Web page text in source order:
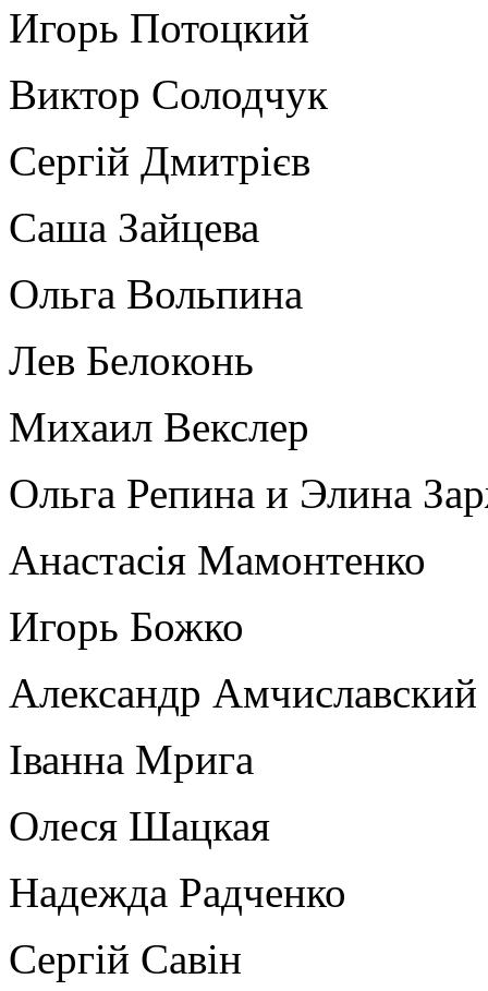
Игорь Потоцкий
Виктор Солодчук
Сергій Дмитрієв
Саша Зайцева
Ольга Вольпина
Лев Белоконь
Михаил Векслер
Ольга Репина и Элина
Анастасія Мамонтенко
Игорь Божко
Александр Амчиславский
Іванна Мрига
Олеся Шацкая
Надежда Радченко
Сергій Савін